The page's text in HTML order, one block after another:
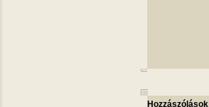
Hozzászólások